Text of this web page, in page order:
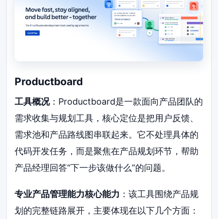
Productboard
工具概况：Productboard是一款面向产品团队的
需求收集与规划工具，核心定位是把用户反馈、
需求池和产品路线图串联起来。它不处理具体的
代码开发任务，而是聚焦在产品规划环节，帮助
产品经理回答“下一步该做什么”的问题。
专业产品管理能力核心能力 ：该工具围绕产品规
划的完整链路展开，主要体现在以下几个方面：